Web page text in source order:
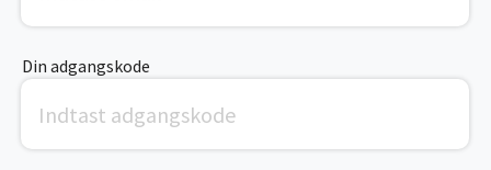
Din adgangskode